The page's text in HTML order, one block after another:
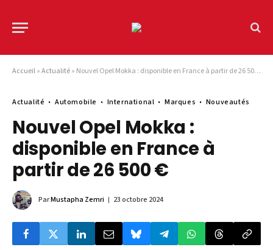
Accueil»Actualité» Nouvel Opel Mokka : disponible en France à partir de 26 500 €
Actualité Automobile International Marques Nouveautés
Nouvel Opel Mokka :
disponible en France à
partir de 26 500 €
ParMustapha Zemri 23 octobre 2024